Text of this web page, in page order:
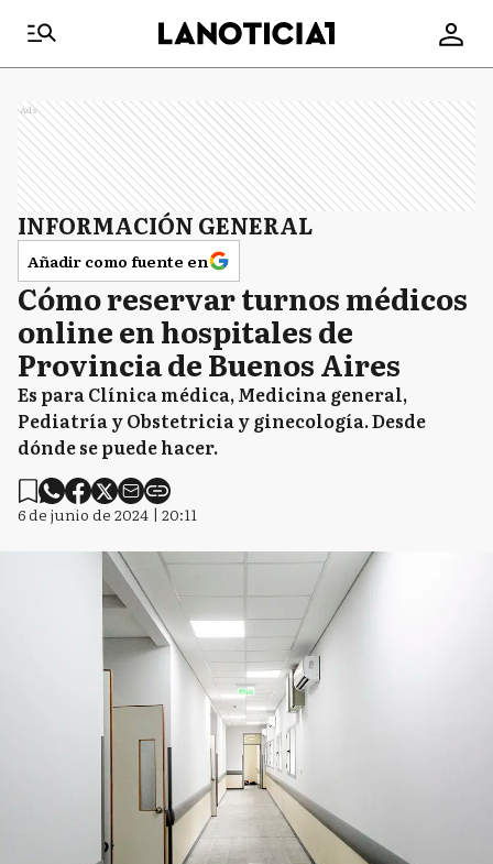
Ads
INFORMACIÓN GENERAL
Añadir como fuente en
Cómo reservar turnos médicos
online en hospitales de
Provincia de Buenos Aires
Es para Clínica médica, Medicina general,
Pediatría y Obstetricia y ginecología. Desde
dónde se puede hacer.
6 de junio de 2024 | 20:11